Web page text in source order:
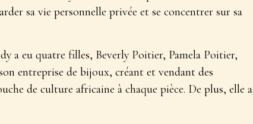
sa vie personnelle privée et se concentrer sur sa
a eu quatre filles, Beverly Poitier, Pamela Poitier,
entreprise de bijoux, créant et vendant des
de culture africaine à chaque pièce. De plus, elle a